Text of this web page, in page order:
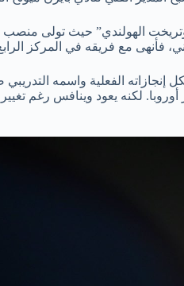
فأنهى مع فريقه في المركز
الفعلية واسمه